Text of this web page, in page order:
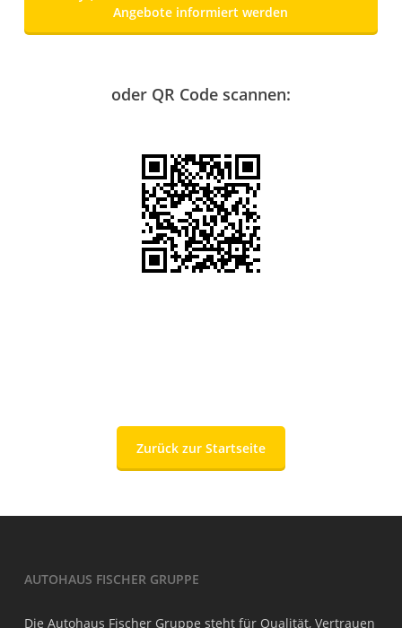
Angebote informiert werden
oder QR Code scannen:
Zurück zur Startseite
AUTOHAUS FISCHER GRUPPE
Die Autohaus Fischer Gruppe steht für Qualität, Vertrauen